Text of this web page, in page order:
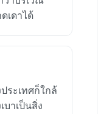
เดาได้
ระเทศก็ใกล้
าเป็นสิ่ง